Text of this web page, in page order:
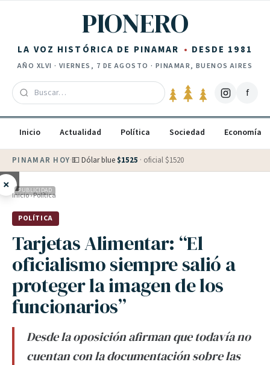
PIONERO
LA VOZ HISTÓRICA DE PINAMAR DESDE 1981
AÑO XLVI · VIERNES, 7 DE AGOSTO · PINAMAR, BUENOS AIRES
f
Inicio Actualidad Política Sociedad Economía
PINAMAR HOY·💵 Dólar blue $1525 · oficial $1520
× PUBLICIDAD
Inicio›Política
POLÍTICA
Tarjetas Alimentar: “El
oficialismo siempre salió a
proteger la imagen de los
funcionarios”
Desde la oposición afirman que todavía no
cuentan con la documentación sobre las